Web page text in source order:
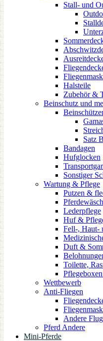
Stall- und
Halsteile
Zubehör &
Beinschutz und
Satz
Bandagen
Hufglocken
Sonstiger
Wartung & Pflege
Putzen &
Lederpflege
Huf &
Fell-, Haut-
Duft &
Toilette,
Wettbewerb
Anti-Fliegen
Andere
Pferd Andere
Mini-Pferde